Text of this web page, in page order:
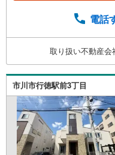
スライトは出金
時受け付けており
（諸費用もOK）
電話
取り扱い不動産会
市川市行徳駅前3丁目